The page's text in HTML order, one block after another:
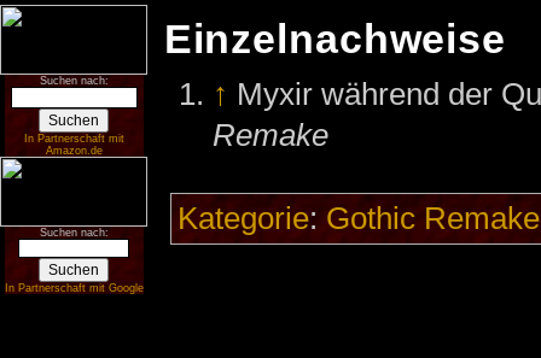
Suchen nach:
In Partnerschaft mit
Amazon.de
Suchen nach:
In Partnerschaft mit Google
Einzelnachweise
↑ Myxir während der
Remake
Kategorie: Gothic Remake